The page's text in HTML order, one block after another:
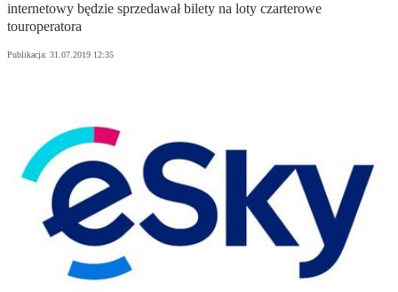
internetowy będzie sprzedawał bilety na loty czarterowe
touroperatora
Publikacja: 31.07.2019 12:35